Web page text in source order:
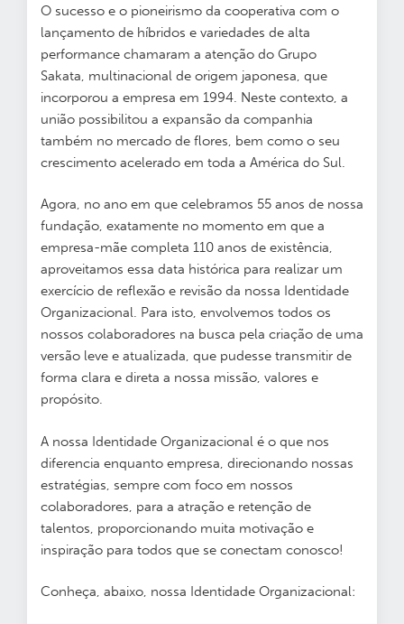
O sucesso e o pioneirismo da cooperativa com o
lançamento de híbridos e variedades de alta
performance chamaram a atenção do Grupo
Sakata, multinacional de origem japonesa, que
incorporou a empresa em 1994. Neste contexto, a
união possibilitou a expansão da companhia
também no mercado de flores, bem como o seu
crescimento acelerado em toda a América do Sul.
Agora, no ano em que celebramos 55 anos de nossa
fundação, exatamente no momento em que a
empresa-mãe completa 110 anos de existência,
aproveitamos essa data histórica para realizar um
exercício de reflexão e revisão da nossa Identidade
Organizacional. Para isto, envolvemos todos os
nossos colaboradores na busca pela criação de uma
versão leve e atualizada, que pudesse transmitir de
forma clara e direta a nossa missão, valores e
propósito.
A nossa Identidade Organizacional é o que nos
diferencia enquanto empresa, direcionando nossas
estratégias, sempre com foco em nossos
colaboradores, para a atração e retenção de
talentos, proporcionando muita motivação e
inspiração para todos que se conectam conosco!
Conheça, abaixo, nossa Identidade Organizacional: